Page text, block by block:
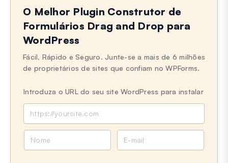
O Melhor Plugin Construtor de
Formulários Drag and Drop para
WordPress
Fácil, Rápido e Seguro. Junte-se a mais de 6 milhões
de proprietários de sites que confiam no WPForms.
Introduza o URL do seu site WordPress para instalar